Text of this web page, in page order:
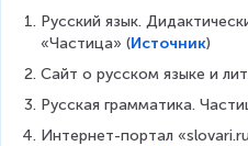
Русский язык.
«Частица» (Источник)
Сайт о русском языке и
Русская грамматика.
Интернет-портал